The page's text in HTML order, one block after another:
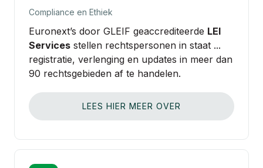
Compliance en Ethiek
Euronext’s door GLEIF geaccrediteerde LEI
Services stellen rechtspersonen in staat ...
registratie, verlenging en updates in meer dan
90 rechtsgebieden af te handelen.
LEES HIER MEER OVER